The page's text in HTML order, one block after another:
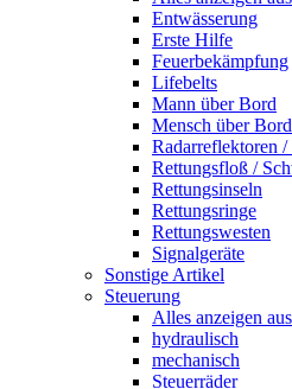
Entwässerung
Erste Hilfe
Feuerbekämpfung
Lifebelts
Mann über Bord
Mensch über Bord
Radarreflektoren /
Rettungsfloß /
Rettungsinseln
Rettungsringe
Rettungswesten
Signalgeräte
Sonstige Artikel
Steuerung
Alles anzeigen
hydraulisch
mechanisch
Steuerräder